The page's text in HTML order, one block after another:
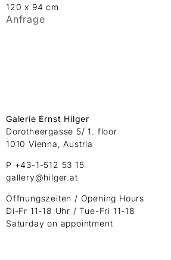
120 x 94 cm
Anfrage
Galerie Ernst Hilger
Dorotheergasse 5/ 1. floor
1010 Vienna, Austria
P +43-1-512 53 15
gallery@hilger.at
Öffnungszeiten / Opening Hours
Di-Fr 11-18 Uhr / Tue-Fri 11-18
Saturday on appointment